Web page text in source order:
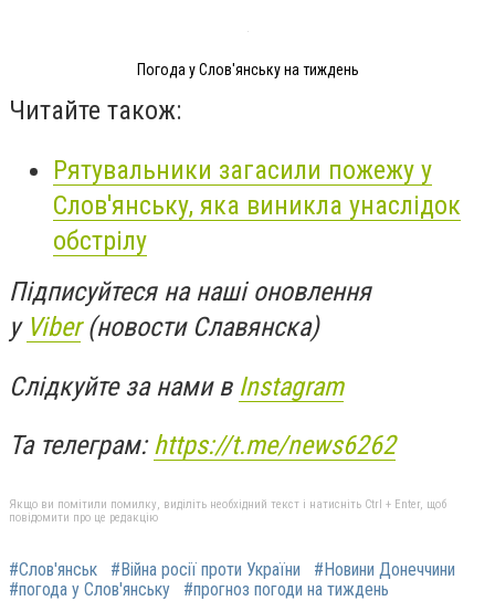
Погода у Слов'янську на тиждень
Читайте також:
Рятувальники загасили пожежу у
Слов'янську, яка виникла унаслідок
обстрілу
Підписуйтеся на наші оновлення
у Viber(новости Славянска)
Слідкуйте за нами в Instagram
Та телеграм:https://t.me/news6262
Якщо ви помітили помилку, виділіть необхідний текст і натисніть Ctrl + Enter, щоб
повідомити про це редакцію
#Слов'янськ #Війна росії проти України
#Новини Донеччини
#погода у Слов'янську
#прогноз погоди на тиждень